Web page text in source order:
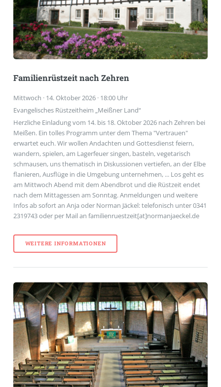
Familienrüstzeit nach Zehren
Mittwoch · 14. Oktober 2026 · 18:00 Uhr
Evangelisches Rüstzeitheim „Meißner Land“
Herzliche Einladung vom 14. bis 18. Oktober 2026 nach Zehren bei
Meißen. Ein tolles Programm unter dem Thema "Vertrauen"
erwartet euch. Wir wollen Andachten und Gottesdienst feiern,
wandern, spielen, am Lagerfeuer singen, basteln, vegetarisch
schmausen, uns thematisch in Diskussionen vertiefen, an der Elbe
flanieren, Ausflüge in die Umgebung unternehmen, ... Los geht es
am Mittwoch Abend mit dem Abendbrot und die Rüstzeit endet
nach dem Mittagessen am Sonntag. Anmeldungen und weitere
Infos ab sofort an Anja oder Norman Jäckel: telefonisch unter 0341
2319743 oder per Mail an familienruestzeit[at]normanjaeckel.de
WEITERE INFORMATIONEN